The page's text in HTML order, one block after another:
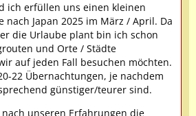
ich erfüllen uns einen kleinen
nach Japan 2025 im März / April. Da
die Urlaube plant bin ich schon
und Orte / Städte
auf jeden Fall besuchen möchten.
22 Übernachtungen, je nachdem
günstiger/teurer sind.
unseren Erfahrungen die